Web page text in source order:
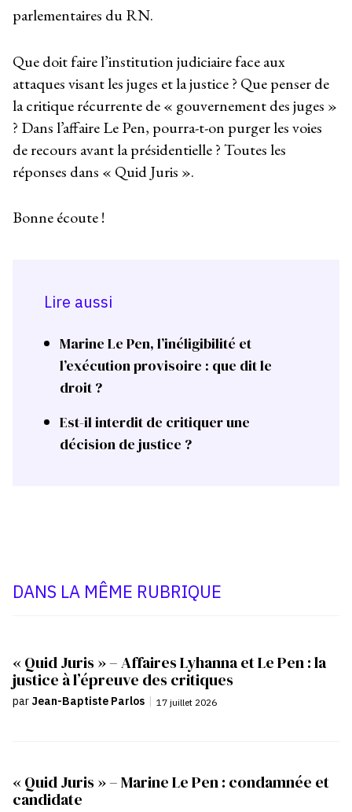
parlementaires du RN.
Que doit faire l’institution judiciaire face aux
attaques visant les juges et la justice ? Que penser de
la critique récurrente de « gouvernement des juges »
? Dans l’affaire Le Pen, pourra-t-on purger les voies
de recours avant la présidentielle ? Toutes les
réponses dans « Quid Juris ».
Bonne écoute !
Lire aussi
Marine Le Pen, l’inéligibilité et
l’exécution provisoire : que dit le
droit ?
Est-il interdit de critiquer une
décision de justice ?
DANS LA MÊME RUBRIQUE
« Quid Juris » – Affaires Lyhanna et Le Pen : la
justice à l’épreuve des critiques
par Jean-Baptiste Parlos | 17 juillet 2026
« Quid Juris » – Marine Le Pen : condamnée et
candidate